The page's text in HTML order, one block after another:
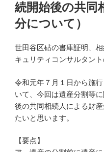
続開始後の共同
分について）
世田谷区砧の書庫証明、
キュリティコンサルタント
令和元年７月１日から施
いて、今回は遺産分割等
後の共同相続人による財
たいと思います。
【要点】